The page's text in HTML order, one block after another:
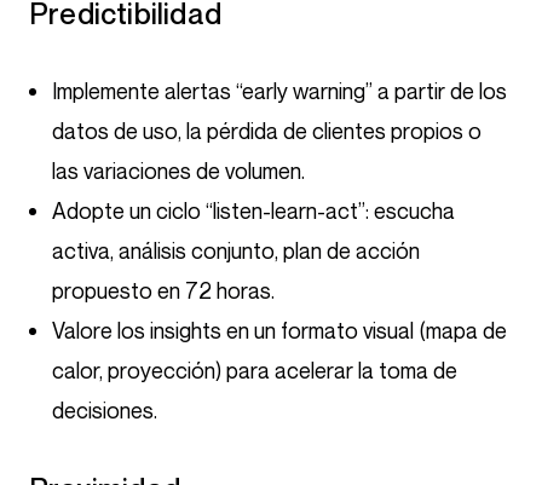
Predictibilidad
Implemente alertas “early warning” a partir de los
datos de uso, la pérdida de clientes propios o
las variaciones de volumen.
Adopte un ciclo “listen-learn-act”: escucha
activa, análisis conjunto, plan de acción
propuesto en 72 horas.
Valore los insights en un formato visual (mapa de
calor, proyección) para acelerar la toma de
decisiones.